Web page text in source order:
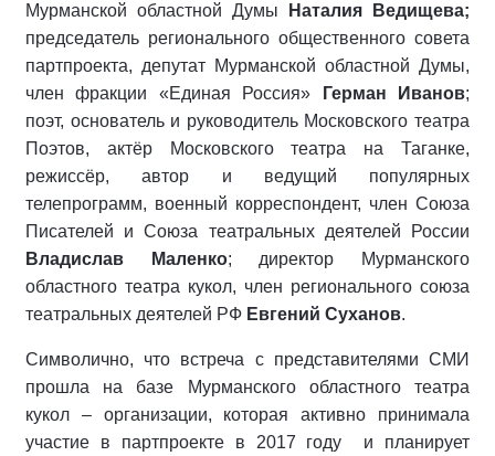
Мурманской областной Думы
Наталия Ведищева;
председатель регионального общественного совета
партпроекта, депутат Мурманской областной Думы,
член фракции «Единая Россия»
Герман Иванов;
поэт, основатель и руководитель Московского театра
Поэтов, актёр Московского театра на Таганке,
режиссёр, автор и ведущий популярных
телепрограмм, военный корреспондент, член Союза
Писателей и Союза театральных деятелей России
Владислав Маленко; директор Мурманского
областного театра кукол, член регионального союза
театральных деятелей РФ Евгений Суханов.
Символично, что встреча с представителями СМИ
прошла на базе Мурманского областного театра
кукол – организации, которая активно принимала
участие в партпроекте в 2017 году и планирует